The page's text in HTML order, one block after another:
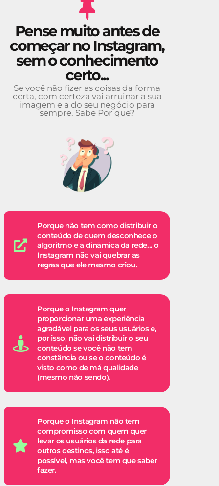
Pense muito antes de
começar no Instagram,
sem o conhecimento
certo...
Se você não fizer as coisas da forma
certa, com certeza vai arruinar a sua
imagem e a do seu negócio para
sempre. Sabe Por que?
Porque não tem como distribuir o
conteúdo de quem desconhece o
algoritmo e a dinâmica da rede... o
Instagram não vai quebrar as
regras que ele mesmo criou.
Porque o Instagram quer
proporcionar uma experiência
agradável para os seus usuários e,
por isso, não vai distribuir o seu
conteúdo se você não tem
constância ou se o conteúdo é
visto como de má qualidade
(mesmo não sendo).
Porque o Instagram não tem
compromisso com quem quer
levar os usuários da rede para
outros destinos, isso até é
possível, mas você tem que saber
fazer.